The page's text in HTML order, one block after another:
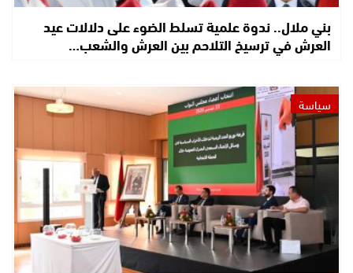
بني ملال.. ندوة علمية تسلط الضوء على دلالات عيد
العرش في ترسيخ التلاحم بين العرش والشعب…
سياسة